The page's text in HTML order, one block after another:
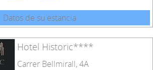
Datos de su estancia
Hotel Historic****
Carrer Bellmirall, 4A